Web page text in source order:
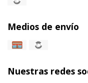
Medios de envío
Nuestras redes